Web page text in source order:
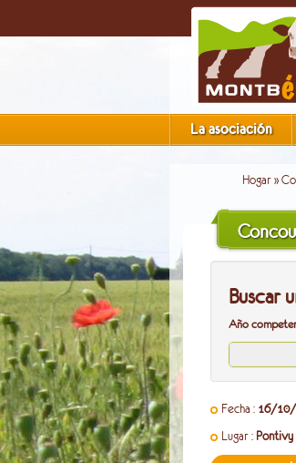
La asociación
Hogar»
Buscar
Año
Fecha : 16/10/
Lugar : Pontivy